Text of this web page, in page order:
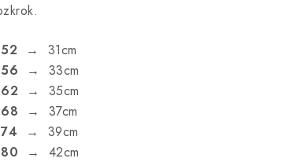
→ 31cm
→ 33cm
→ 35cm
→ 37cm
→ 39cm
→ 42cm